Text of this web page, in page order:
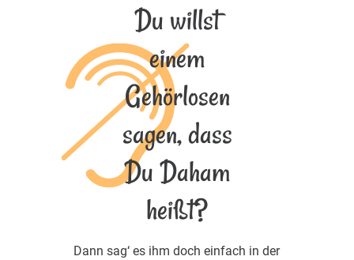
Du willst
einem
Gehörlosen
sagen, dass
Du Daham
heißt?
Dann sag‘ es ihm doch einfach in der